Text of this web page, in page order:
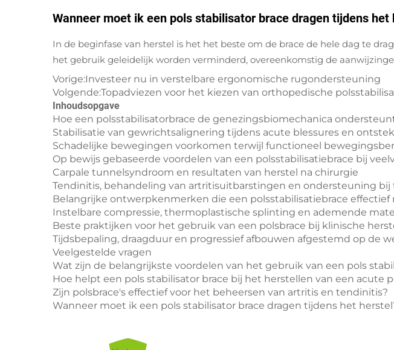
Wanneer moet ik een pols stabilisator brace dragen tijdens het
In de beginfase van herstel is het het beste om de brace de hele dag te
het gebruik geleidelijk worden verminderd, overeenkomstig de
Vorige:Investeer nu in verstelbare ergonomische rugondersteuning
Volgende:Topadviezen voor het kiezen van orthopedische
Inhoudsopgave
Hoe een polsstabilisatorbrace de genezingsbiomechanica
Stabilisatie van gewrichtsalignering tijdens acute blessures en
Schadelijke bewegingen voorkomen terwijl functioneel
Op bewijs gebaseerde voordelen van een polsstabilisatiebrace bij
Carpale tunnelsyndroom en resultaten van herstel na chirurgie
Tendinitis, behandeling van artritisuitbarstingen en ondersteuning bij
Belangrijke ontwerpkenmerken die een polsstabilisatiebrace effectief
Instelbare compressie, thermoplastische splinting en ademende
Beste praktijken voor het gebruik van een polsbrace bij klinische
Tijdsbepaling, draagduur en progressief afbouwen afgestemd op de
Veelgestelde vragen
Wat zijn de belangrijkste voordelen van het gebruik van een pols
Hoe helpt een pols stabilisator brace bij het herstellen van een acute
Zijn polsbrace's effectief voor het beheersen van artritis en tendinitis?
Wanneer moet ik een pols stabilisator brace dragen tijdens het